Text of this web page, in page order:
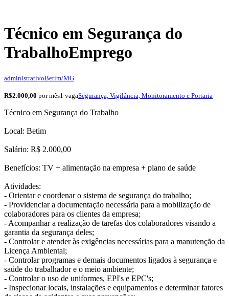
Técnico em Segurança do
TrabalhoEmprego
administrativoBetim/MG
R$2.000,00 por mês1 vagaSegurança, Vigilância, Monitoramento e Portaria
Técnico em Segurança do Trabalho
Local: Betim
Salário: R$ 2.000,00
Benefícios: TV + alimentação na empresa + plano de saúde
Atividades:
- Orientar e coordenar o sistema de segurança do trabalho;
- Providenciar a documentação necessária para a mobilização de
colaboradores para os clientes da empresa;
- Acompanhar a realização de tarefas dos colaboradores visando a
garantia da segurança deles;
- Controlar e atender às exigências necessárias para a manutenção da
Licença Ambiental;
- Controlar programas e demais documentos ligados à segurança e
saúde do trabalhador e o meio ambiente;
- Controlar o uso de uniformes, EPI's e EPC's;
- Inspecionar locais, instalações e equipamentos e determinar fatores